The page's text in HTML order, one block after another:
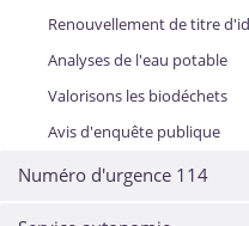
Renouvellement de titre
Analyses de l'eau potable
Valorisons les biodéchets
Avis d'enquête publique
Numéro d'urgence 114